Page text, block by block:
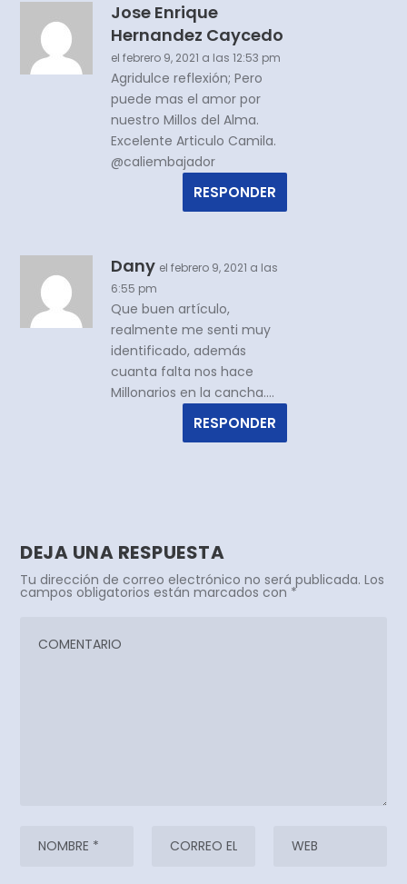
Jose Enrique
Hernandez Caycedo
el febrero 9, 2021 a las 12:53 pm
Agridulce reflexión; Pero
puede mas el amor por
nuestro Millos del Alma.
Excelente Articulo Camila.
@caliembajador
RESPONDER
Dany el febrero 9, 2021 a las
6:55 pm
Que buen artículo,
realmente me senti muy
identificado, además
cuanta falta nos hace
Millonarios en la cancha….
RESPONDER
DEJA UNA RESPUESTA
Tu dirección de correo electrónico no será publicada. Los
campos obligatorios están marcados con *